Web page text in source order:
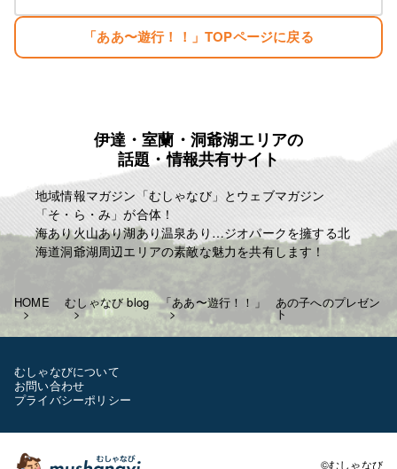
生まれただけでぼろ儲け・・。
目標
麗人ＨＰ
http://reijin.website/
「ああ〜遊行！！」TOPページに戻る
伊達・室蘭・洞爺湖エリアの
話題・情報共有サイト
地域情報マガジン「むしゃなび」とウェブマガジン
「そ・ら・み」が合体！
海あり火山あり湖あり温泉あり…ジオパークを擁する北
海道洞爺湖周辺エリアの素敵な魅力を共有します！
HOME むしゃなび blog 「ああ〜遊行！！」 あの子へのプレゼン
ト
むしゃなびについて
お問い合わせ
プライバシーポリシー
©むしゃなび